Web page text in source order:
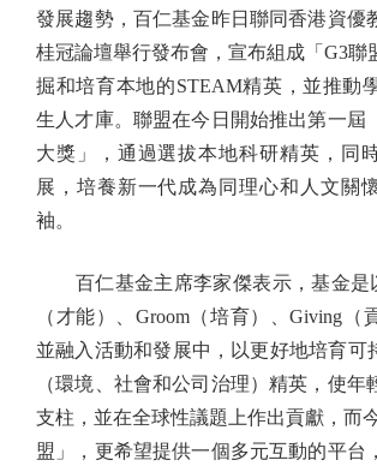
發展趨勢，百仁基金昨日聯同香港資優
桂冠論壇舉行發布會，宣布組成「G3聯
掘和培育本地的STEAM精英，並推動
生人才庫。聯盟在今日開始推出第一屆
大獎」，通過選拔本地科研精英，同
展，培養新一代成為同理心和人文關
袖。
百仁基金主席李家傑表示，基金是
（才能）、Groom（培育）、Giving（
並融入活動和發展中，以更好地培育可
（環境、社會和公司治理）精英，使年
支柱，並在全球性議題上作出貢獻，而
盟」，更希望提供一個多元互動的平台